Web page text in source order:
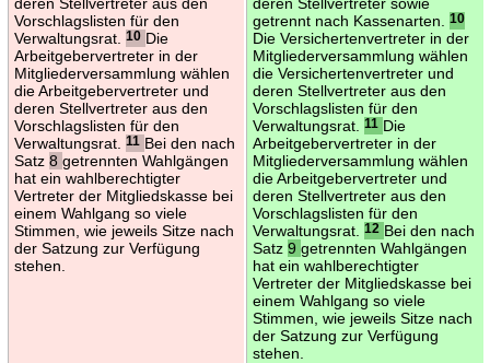
Vorschlagslisten für den
Verwaltungsrat.
10 Die
Arbeitgebervertreter in der
Mitgliederversammlung wählen
die Arbeitgebervertreter und
deren Stellvertreter aus den
Vorschlagslisten für den
Verwaltungsrat.
11 Bei den nach
Satz 8 getrennten Wahlgängen
hat ein wahlberechtigter
Vertreter der Mitgliedskasse bei
einem Wahlgang so viele
Stimmen, wie jeweils Sitze nach
der Satzung zur Verfügung
stehen.
getrennt nach Kassenarten.
10
Die Versichertenvertreter in der
Mitgliederversammlung wählen
die Versichertenvertreter und
deren Stellvertreter aus den
Vorschlagslisten für den
Verwaltungsrat.
11 Die
Arbeitgebervertreter in der
Mitgliederversammlung wählen
die Arbeitgebervertreter und
deren Stellvertreter aus den
Vorschlagslisten für den
Verwaltungsrat.
12 Bei den nach
Satz 9 getrennten Wahlgängen
hat ein wahlberechtigter
Vertreter der Mitgliedskasse bei
einem Wahlgang so viele
Stimmen, wie jeweils Sitze nach
der Satzung zur Verfügung
stehen.